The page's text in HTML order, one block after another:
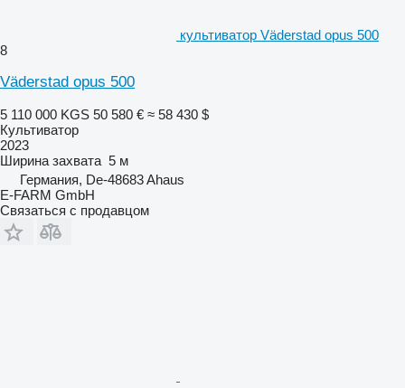
культиватор Väderstad opus 500
8
Väderstad opus 500
5 110 000 KGS 50 580 € ≈ 58 430 $
Культиватор
2023
Ширина захвата 5 м
Германия, De-48683 Ahaus
E-FARM GmbH
Связаться с продавцом